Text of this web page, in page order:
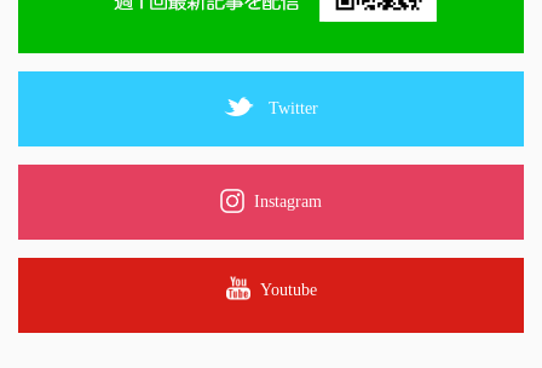
Twitter
Instagram
Youtube